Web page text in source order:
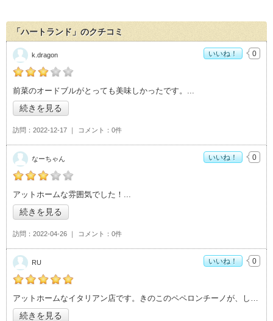
「ハートランド」のクチコミ
の「ハートランド」おすすめ度：3
前菜のオードブルがとっても美味しかったです。
続きを見る
訪問 2022-12-17 コメント 0件
k.dragon いいね！ 0
の「ハートランド」おすすめ度：
アットホームな雰囲気でした！
続きを見る
訪問 2022-04-26 コメント 0件
なーちゃん いいね！ 0
の「ハートランド」おすすめ度： 5
続きを見る
RU いいね！ 0